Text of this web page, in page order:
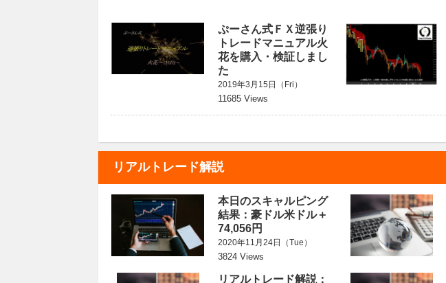
ぷーさん式ＦＸ逆張り
トレードマニュアル火
花を購入・検証しまし
た
2019年3月15日（Fri）
11685 Views
リアルトレード解説
本日のスキャルピング
結果：豪ドル米ドル＋
74,056円
2020年11月24日（Tue）
3824 Views
リアルトレード解説：